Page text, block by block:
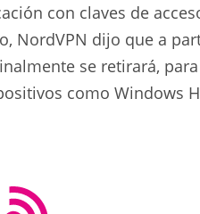
con claves de
NordVPN dijo que a
se retirará,
como Windows